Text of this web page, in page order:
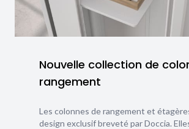
Nouvelle collection de
rangement
Les colonnes de rangement et
design exclusif breveté par Doccia.